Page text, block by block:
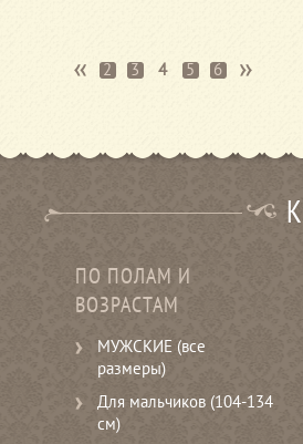
2 3 4 5 6
ПО ПОЛАМ И
ВОЗРАСТАМ
МУЖСКИЕ (все
размеры)
Для мальчиков (104-134
см)